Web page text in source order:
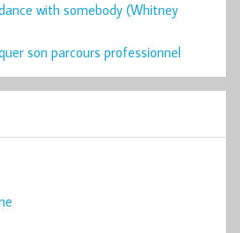
with somebody (Whitney
son parcours professionnel